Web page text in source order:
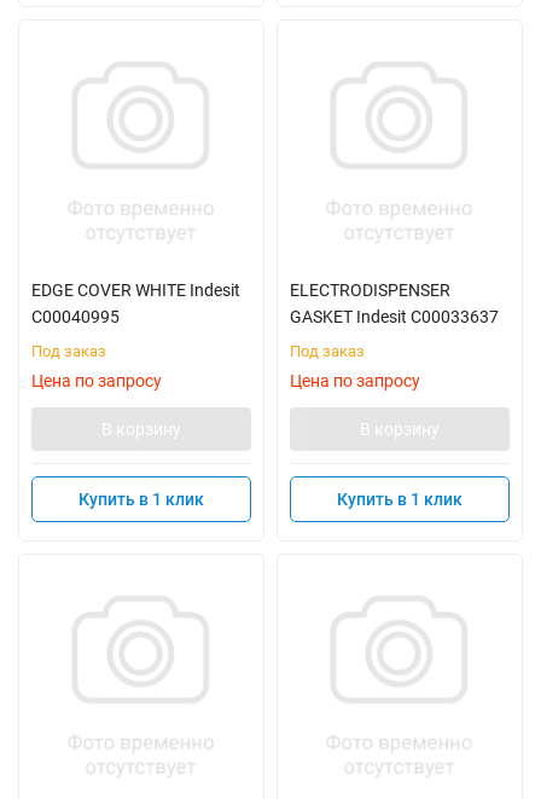
EDGE COVER WHITE Indesit
C00040995
Под заказ
Цена по запросу
В корзину
Купить в 1 клик
ELECTRODISPENSER
GASKET Indesit C00033637
Под заказ
Цена по запросу
В корзину
Купить в 1 клик